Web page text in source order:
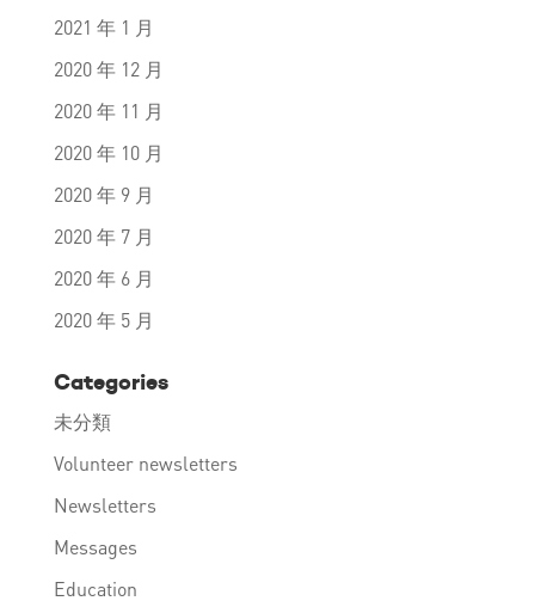
2021 年 1 月
2020 年 12 月
2020 年 11 月
2020 年 10 月
2020 年 9 月
2020 年 7 月
2020 年 6 月
2020 年 5 月
Categories
未分類
Volunteer newsletters
Newsletters
Messages
Education